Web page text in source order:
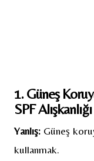
1. Güneş
SPF Alışkanlığı
Yanlış: Güneş
kullanmak.